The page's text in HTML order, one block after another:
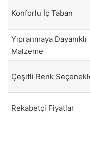
Konforlu İç Taban
Yıpranmaya Dayanıklı
Malzeme
Çeşitli Renk
Rekabetçi Fiyatlar